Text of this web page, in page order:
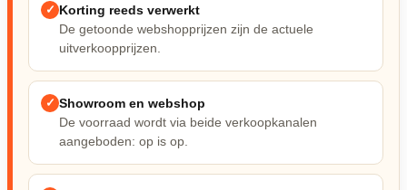
Spiritueel & Ritueel
Nieuw & verwacht
Veilingen / Opbod
✓ Korting reeds verwerkt
De getoonde webshopprijzen zijn de actuele
uitverkoopprijzen.
✓ Showroom en webshop
De voorraad wordt via beide verkoopkanalen
aangeboden: op is op.